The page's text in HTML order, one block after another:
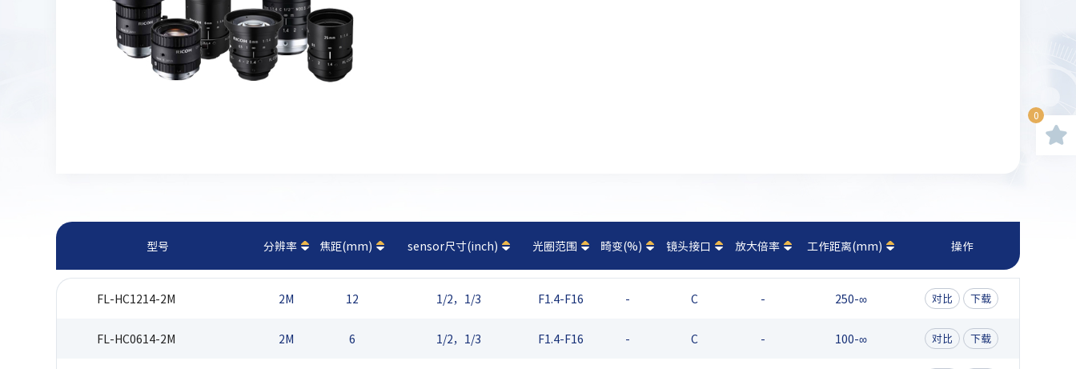
型号 分辨率 焦距(mm) sensor尺寸(inch) 光圈范围 畸变(%) 镜头接口 放大倍率 工作距离(mm) 操作
FL-HC1214-2M 2M 12 1/2，1/3 F1.4-F16 - C - 250-∞ 对比 下载
FL-HC0614-2M 2M 6 1/2，1/3 F1.4-F16 - C - 100-∞ 对比 下载
0